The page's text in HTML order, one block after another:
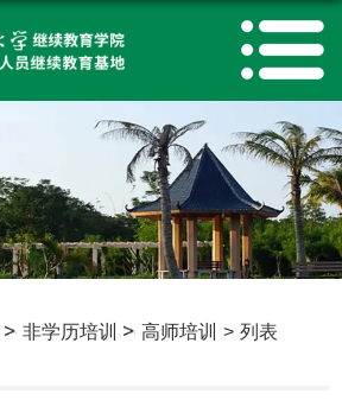
非学历培训 高师培训 > 列表